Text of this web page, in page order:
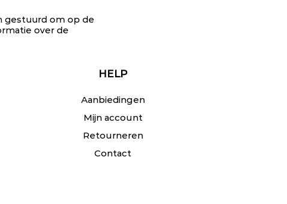
gestuurd om op de
over de
HELP
Aanbiedingen
Mijn account
Retourneren
Contact